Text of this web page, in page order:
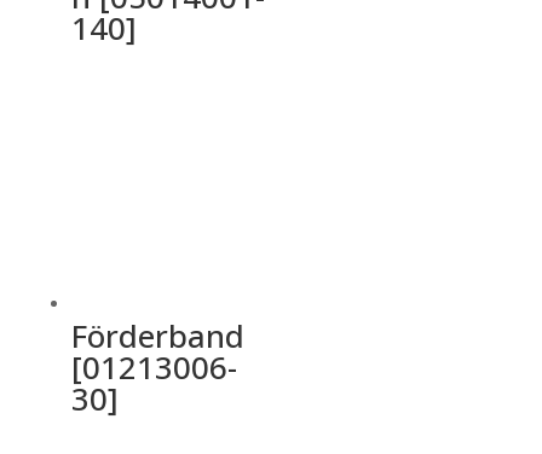
140]
Förderband
[01213006-
30]